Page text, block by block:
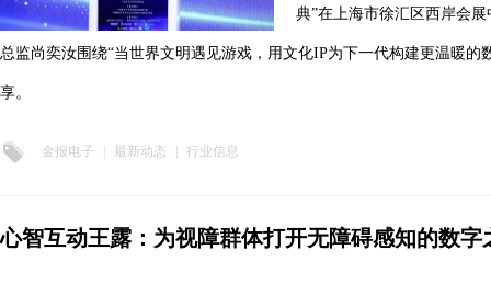
典”在上海市徐汇区西岸会
总监尚奕汝围绕“当世界文明遇见游戏，用文化IP为下一代构建更温暖的
享。
金报电子 最新动态 行业信息
心智互动王露：为视障群体打开无障碍感知的数字